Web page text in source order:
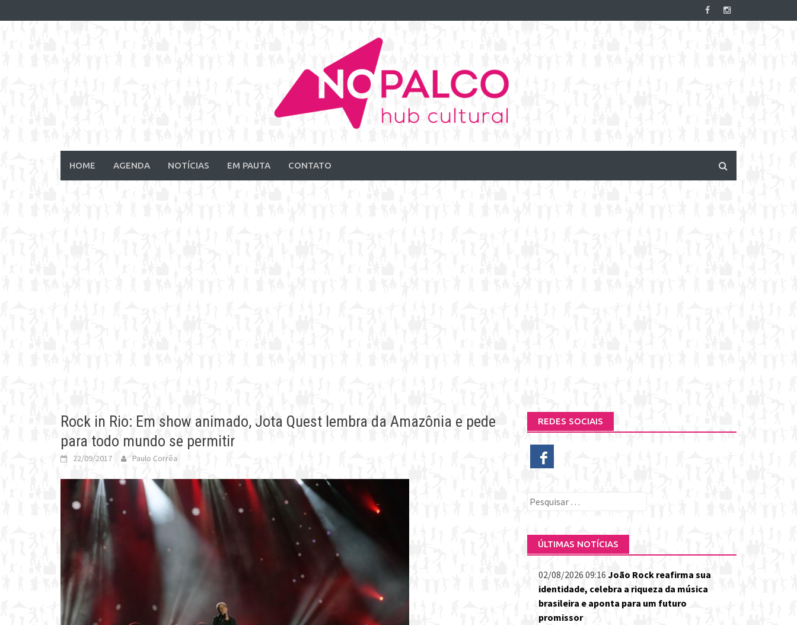
to
HOME AGENDA NOTÍCIAS EM PAUTA CONTATO
Rock in Rio: Em show animado, Jota Quest lembra da Amazônia e pede
para todo mundo se permitir
22/09/2017 Paulo Corrêa
REDES SOCIAIS
Pesquisar
ÚLTIMAS NOTÍCIAS
02/08/2026 09:16 João Rock reafirma sua
identidade, celebra a riqueza da música
brasileira e aponta para um futuro
promissor